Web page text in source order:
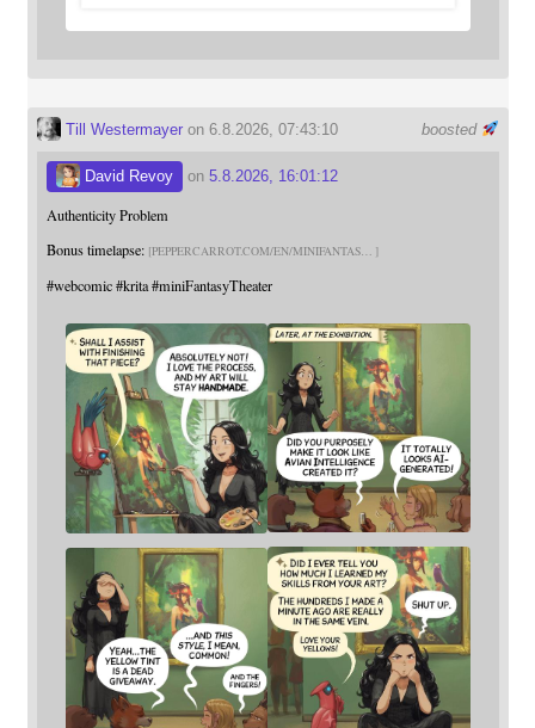
boosted
Till Westermayeron 6.8.2026, 07:43:10
David Revoy on 5.8.2026, 16:01:12
Authenticity Problem
Bonus timelapse: PEPPERCARROT.COM/EN/MINIFANTAS
#webcomic #krita #miniFantasyTheater